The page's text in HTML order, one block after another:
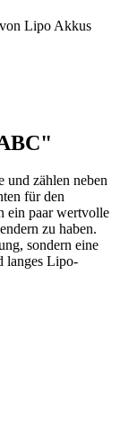
Lipo Akkus
und zählen neben
für den
ein paar wertvolle
zu haben.
sondern eine
langes Lipo-